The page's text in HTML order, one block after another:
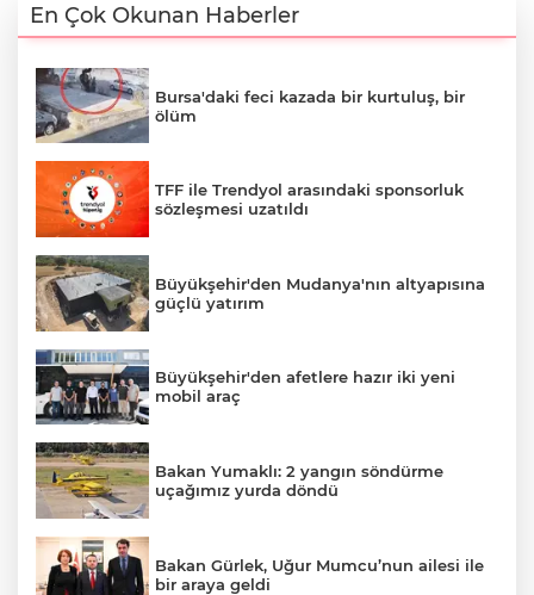
En Çok Okunan Haberler
Bursa'daki feci kazada bir kurtuluş, bir
ölüm
TFF ile Trendyol arasındaki sponsorluk
sözleşmesi uzatıldı
Büyükşehir'den Mudanya'nın altyapısına
güçlü yatırım
Büyükşehir'den afetlere hazır iki yeni
mobil araç
Bakan Yumaklı: 2 yangın söndürme
uçağımız yurda döndü
Bakan Gürlek, Uğur Mumcu’nun ailesi ile
bir araya geldi